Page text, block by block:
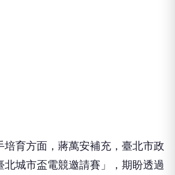
培育方面，蔣萬安補充，臺北市政
北城市盃電競邀請賽」，期盼透過